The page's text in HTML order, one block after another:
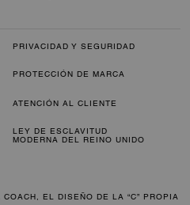
PRIVACIDAD Y SEGURIDAD
PROTECCIÓN DE MARCA
ATENCIÓN AL CLIENTE
LEY DE ESCLAVITUD
MODERNA DEL REINO UNIDO
EL DISEÑO DE LA “C” PROPIA